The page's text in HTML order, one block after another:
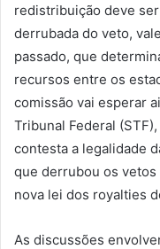
redistribuição deve
derrubada do veto,
passado, que
recursos entre os
comissão vai esperar
Tribunal Federal
contesta a legalidade
que derrubou os
nova lei dos royalties
As discussões